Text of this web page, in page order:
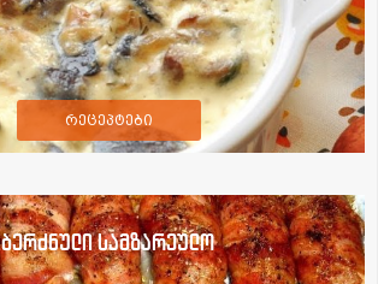
რეცეპტები
ბერძნული სამზარეულო